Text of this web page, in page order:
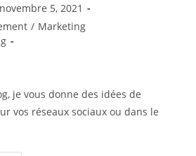
:
novembre 5, 2021
/ Marketing
je vous donne des idées de
vos réseaux sociaux ou dans le